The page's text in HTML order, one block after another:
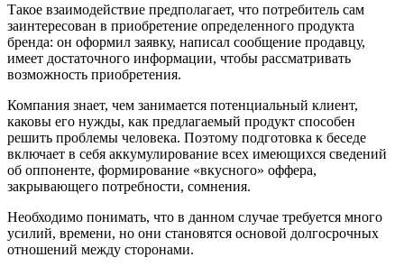
Такое взаимодействие предполагает, что потребитель сам
заинтересован в приобретение определенного продукта
бренда: он оформил заявку, написал сообщение продавцу,
имеет достаточного информации, чтобы рассматривать
возможность приобретения.
Компания знает, чем занимается потенциальный клиент,
каковы его нужды, как предлагаемый продукт способен
решить проблемы человека. Поэтому подготовка к беседе
включает в себя аккумулирование всех имеющихся сведений
об оппоненте, формирование «вкусного» оффера,
закрывающего потребности, сомнения.
Необходимо понимать, что в данном случае требуется много
усилий, времени, но они становятся основой долгосрочных
отношений между сторонами.